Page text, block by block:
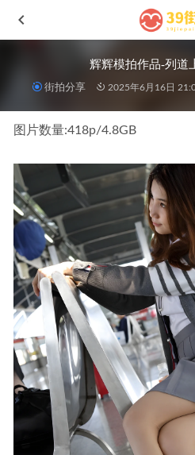
辉辉模拍作品-列道
街拍分享 2025年6月16日
图片数量:418p/4.8GB
橙子摄影-断了的弦(上)J10259
[凯恩Samui旅拍作品]第四篇–
执意MF00962 2023-05-30
灰色紧身裤蓝色紧牛No.6678
晴MF01157 2024-10-26